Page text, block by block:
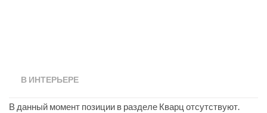
В ИНТЕРЬЕРЕ
В данный момент позиции в разделе Кварц отсутствуют.